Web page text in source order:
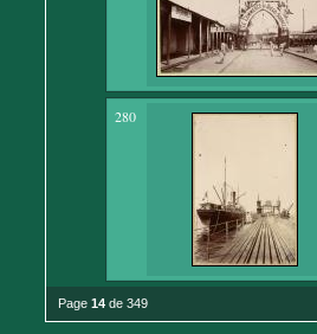
280
Page 14 de 349